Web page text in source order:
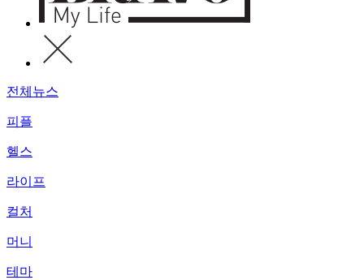
전체뉴스
피플
헬스
라이프
컬처
머니
테마